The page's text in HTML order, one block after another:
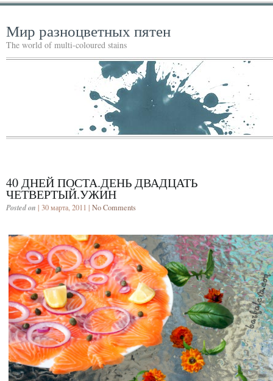
Мир разноцветных пятен
The world of multi-coloured stains
40 ДНЕЙ ПОСТА.ДЕНЬ ДВАДЦАТЬ
ЧЕТВЕРТЫЙ.УЖИН
Posted on | 30 марта, 2011 | No Comments